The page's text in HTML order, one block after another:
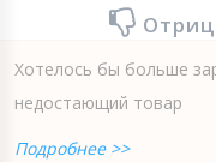
Хотелось бы больше
недостающий товар
Подробнее >>